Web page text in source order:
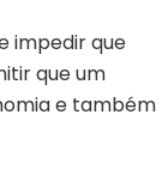
impedir que
que um
e também